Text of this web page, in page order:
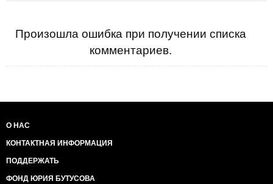
Произошла ошибка при получении списка
комментариев.
О НАС
КОНТАКТНАЯ ИНФОРМАЦИЯ
ПОДДЕРЖАТЬ
ФОНД ЮРИЯ БУТУСОВА